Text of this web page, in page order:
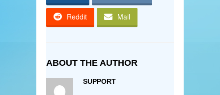
Reddit Mail
ABOUT THE AUTHOR
SUPPORT